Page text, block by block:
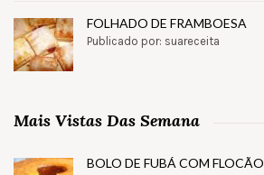
FOLHADO DE FRAMBOESA
Publicado por: suareceita
Mais Vistas Das Semana
BOLO DE FUBÁ COM FLOCÃO